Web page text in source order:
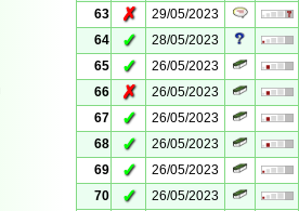
63
✗ 29/05/2023
64
✓ 28/05/2023
65
✓ 26/05/2023
66
✗ 26/05/2023
67
✓ 26/05/2023
68
✓ 26/05/2023
69
✓ 26/05/2023
70
✓ 26/05/2023